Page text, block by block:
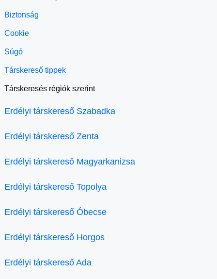
Biztonság
Cookie
Súgó
Társkereső tippek
Társkeresés régiók szerint
Erdélyi társkereső Szabadka
Erdélyi társkereső Zenta
Erdélyi társkereső Magyarkanizsa
Erdélyi társkereső Topolya
Erdélyi társkereső Óbecse
Erdélyi társkereső Horgos
Erdélyi társkereső Ada